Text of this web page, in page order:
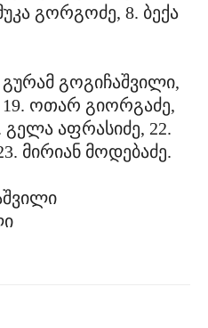
გორგოძე, 8. ბექა
გურამ გოგიჩაშვილი,
19. ოთარ გიორგაძე,
გელა აფრასიძე, 22.
მირიან მოდებაძე.